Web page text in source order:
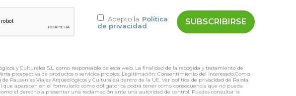
Acepto la Política
de privacidad
y Culturales S.L. como responsable de esta web. La finalidad de la recogida y tratamiento de
prospectiva de productos o servicios propios. Legitimación: Consentimiento del interesado.Como
Pausanias Viajes Arqueológicos y Culturales) dentro de la UE. Ver política de privacidad de Raiola.
que aparecen en el formulario como obligatorios podrá tener como consecuencia que no pueda
el derecho a presentar una reclamación ante una autoridad de control. Puedes consultar la